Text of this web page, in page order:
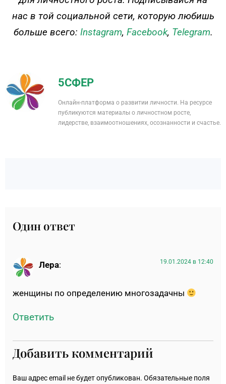
нас в той социальной сети, которую любишь
больше всего: Instagram, Facebook, Telegram.
5СФЕР
Онлайн-платформа о развитии личности. На ресурсе
публикуются материалы о личностном росте,
лидерстве, взаимоотношениях, осознанности и счастье.
Один ответ
Лера: 19.01.2024 в 12:40
женщины по определению многозадачны
Ответить
Добавить комментарий
Ваш адрес email не будет опубликован. Обязательные поля